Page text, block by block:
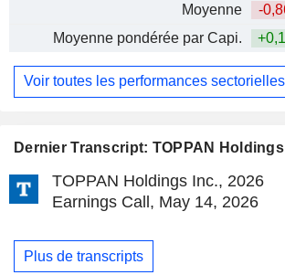
Dernier Transcript: TOPPAN
TOPPAN Holdings Inc., 2026
Earnings Call, May 14, 2026
Plus de transcripts
Moyenne
-
Moyenne pondérée par Capi.
Voir toutes les performances sectorielles